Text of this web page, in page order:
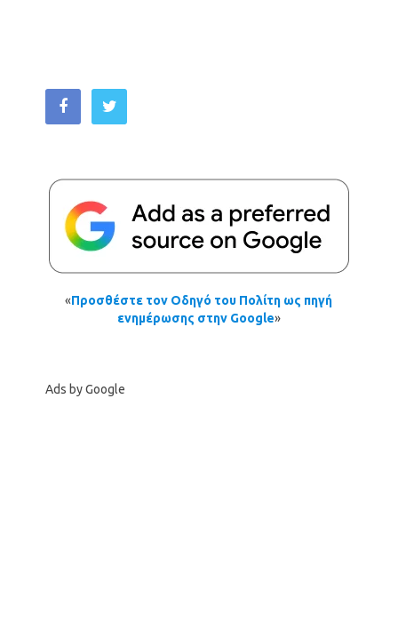
«Προσθέστε τον Οδηγό του Πολίτη ως πηγή
ενημέρωσης στην Google»
Ads by Google